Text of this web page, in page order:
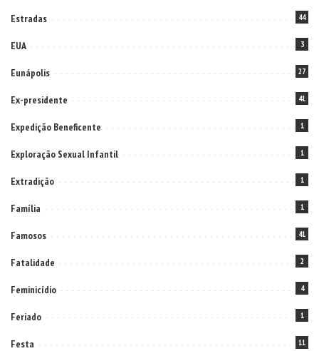
Estradas 44
EUA 3
Eunápolis 27
Ex-presidente 41
Expedição Beneficente 1
Exploração Sexual Infantil 1
Extradição 1
Família 1
Famosos 41
Fatalidade 2
Feminicídio 4
Feriado 1
Festa 11